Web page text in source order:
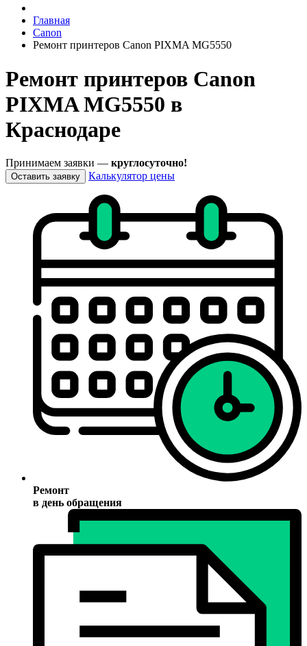
Главная
Canon
Ремонт принтеров Canon PIXMA MG5550
Ремонт принтеров Canon
PIXMA MG5550 в
Краснодаре
Принимаем заявки — круглосуточно!
Оставить заявку Калькулятор цены
Ремонт
в день обращения